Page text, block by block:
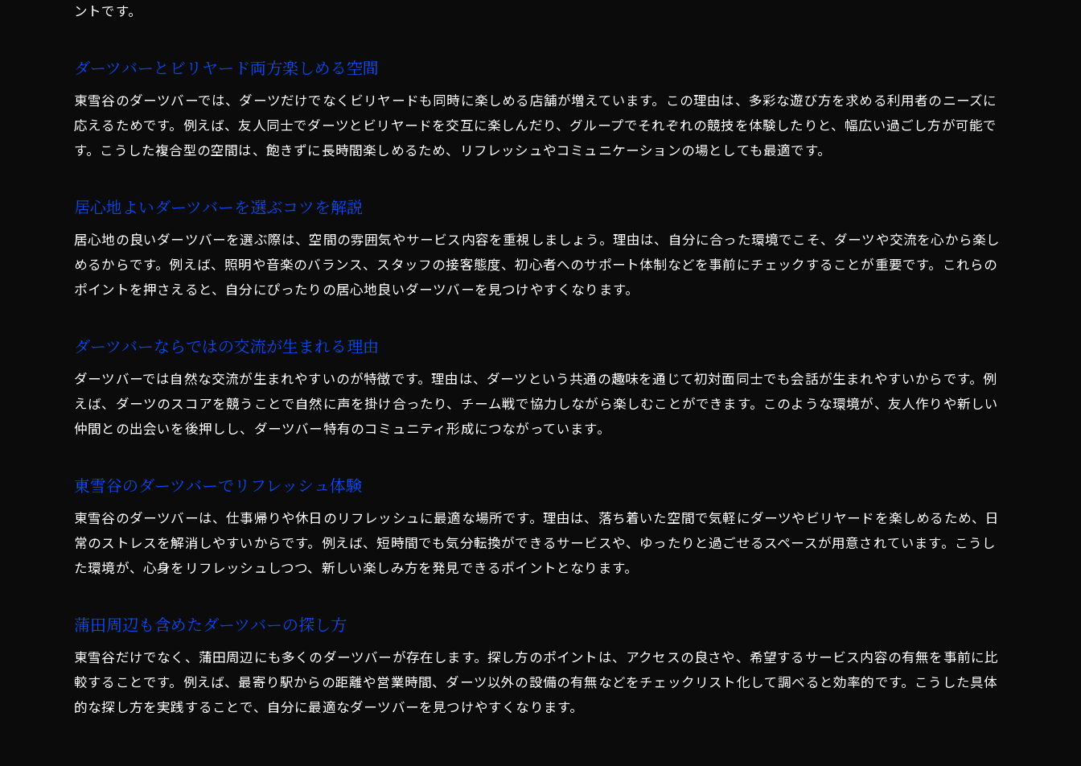
ダーツバーで上手にリラックスする方法
一人でも安心なダーツバーの選び方
ダーツバーで仲間と癒やされる時間
居心地抜群な東雪谷のダーツバー特集
居心地が良いダーツバーの特徴を紹介
ダーツバーのスタッフ対応が好評な理由
ダーツバーでくつろげるサービス充実
清潔感抜群なダーツバーで快適時間
新しい出会いが広がるダーツバー活用法
初心者でも仲間と打ち解けるダーツバー
SNSで話題のダーツバー利用術を解説
ダーツバーでイベント情報を活かすコツ
気軽に楽しめるダーツバーの人気の理由
ダーツバーで初挑戦でも安心できる理由
ダーツバーの投げ放題プランを上手に活用
ントです。
ダーツバーとビリヤード両方楽しめる空間
東雪谷のダーツバーでは、ダーツだけでなくビリヤードも同時に楽しめる店舗が増えています。この理由は、多彩な遊び方を求める利用者のニーズに
応えるためです。例えば、友人同士でダーツとビリヤードを交互に楽しんだり、グループでそれぞれの競技を体験したりと、幅広い過ごし方が可能で
す。こうした複合型の空間は、飽きずに長時間楽しめるため、リフレッシュやコミュニケーションの場としても最適です。
居心地よいダーツバーを選ぶコツを解説
居心地の良いダーツバーを選ぶ際は、空間の雰囲気やサービス内容を重視しましょう。理由は、自分に合った環境でこそ、ダーツや交流を心から楽し
めるからです。例えば、照明や音楽のバランス、スタッフの接客態度、初心者へのサポート体制などを事前にチェックすることが重要です。これらの
ポイントを押さえると、自分にぴったりの居心地良いダーツバーを見つけやすくなります。
ダーツバーならではの交流が生まれる理由
ダーツバーでは自然な交流が生まれやすいのが特徴です。理由は、ダーツという共通の趣味を通じて初対面同士でも会話が生まれやすいからです。例
えば、ダーツのスコアを競うことで自然に声を掛け合ったり、チーム戦で協力しながら楽しむことができます。このような環境が、友人作りや新しい
仲間との出会いを後押しし、ダーツバー特有のコミュニティ形成につながっています。
東雪谷のダーツバーでリフレッシュ体験
東雪谷のダーツバーは、仕事帰りや休日のリフレッシュに最適な場所です。理由は、落ち着いた空間で気軽にダーツやビリヤードを楽しめるため、日
常のストレスを解消しやすいからです。例えば、短時間でも気分転換ができるサービスや、ゆったりと過ごせるスペースが用意されています。こうし
た環境が、心身をリフレッシュしつつ、新しい楽しみ方を発見できるポイントとなります。
蒲田周辺も含めたダーツバーの探し方
東雪谷だけでなく、蒲田周辺にも多くのダーツバーが存在します。探し方のポイントは、アクセスの良さや、希望するサービス内容の有無を事前に比
較することです。例えば、最寄り駅からの距離や営業時間、ダーツ以外の設備の有無などをチェックリスト化して調べると効率的です。こうした具体
的な探し方を実践することで、自分に最適なダーツバーを見つけやすくなります。